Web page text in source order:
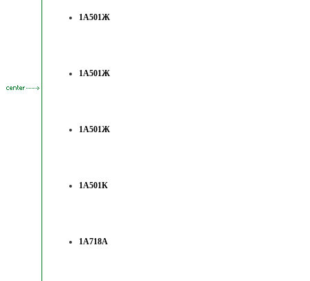
1А501Ж
1А501Ж
1А501Ж
1А501К
1А718А